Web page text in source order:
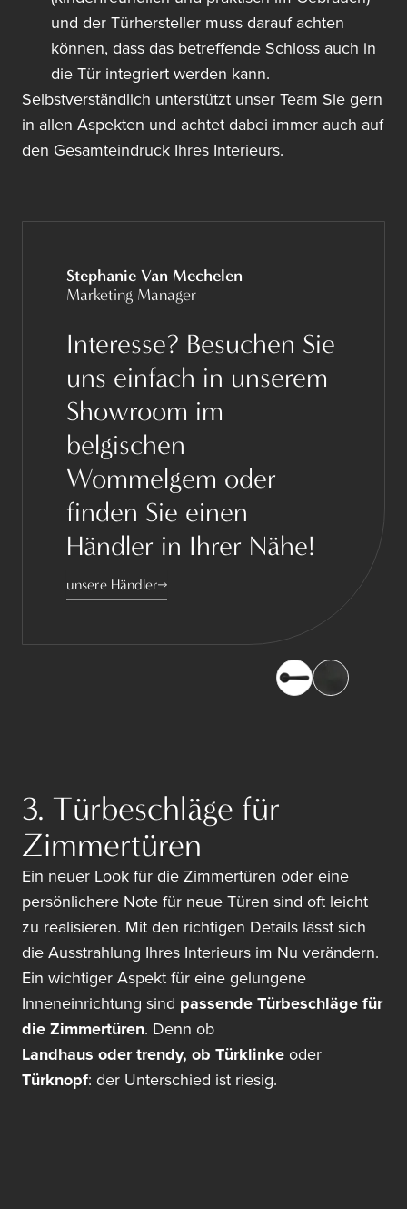
und der Türhersteller muss darauf achten
können, dass das betreffende Schloss auch in
die Tür integriert werden kann.
Selbstverständlich unterstützt unser Team Sie gern
in allen Aspekten und achtet dabei immer auch auf
den Gesamteindruck Ihres Interieurs.
Stephanie Van Mechelen
Marketing Manager
Interesse? Besuchen Sie
uns einfach in unserem
Showroom im
belgischen
Wommelgem oder
finden Sie einen
Händler in Ihrer Nähe!
unsere Händler
3. Türbeschläge für
Zimmertüren
Ein neuer Look für die Zimmertüren oder eine
persönlichere Note für neue Türen sind oft leicht
zu realisieren. Mit den richtigen Details lässt sich
die Ausstrahlung Ihres Interieurs im Nu verändern.
Ein wichtiger Aspekt für eine gelungene
Inneneinrichtung sind passende Türbeschläge für
die Zimmertüren. Denn ob
Landhaus oder trendy, ob Türklinkeoder
Türknopf: der Unterschied ist riesig.